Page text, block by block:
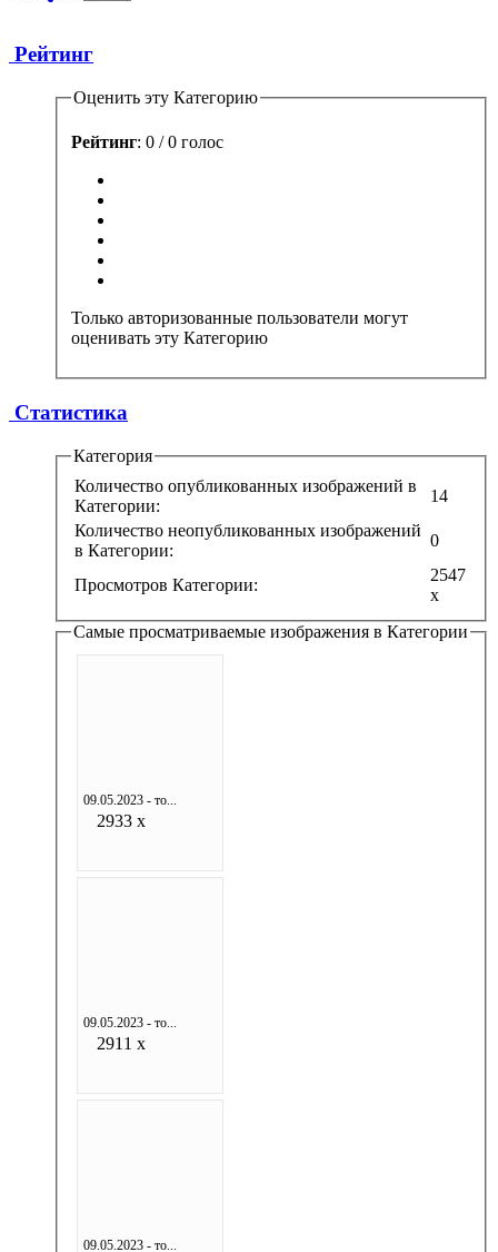
Рейтинг
Оценить эту Категорию
Рейтинг: 0 / 0 голос
Только авторизованные пользователи могут
оценивать эту Категорию
Статистика
Категория
Количество опубликованных изображений в
Категории:
14
Количество неопубликованных изображений
в Категории:
0
Просмотров Категории:
2547
x
Самые просматриваемые изображения в Категории
09.05.2023 - то...
2933 x
09.05.2023 - то...
2911 x
09.05.2023 - то...